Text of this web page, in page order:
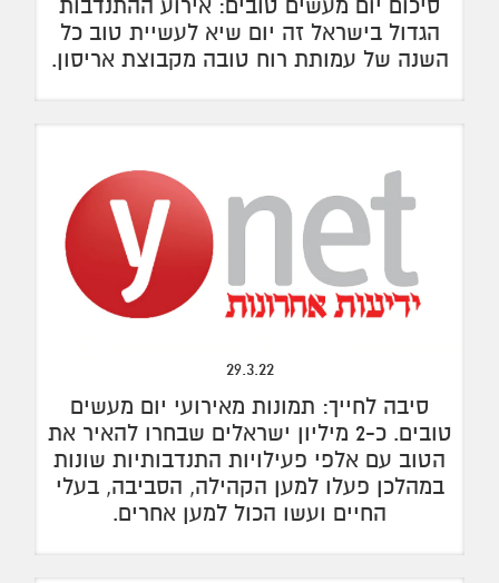
סיכום יום מעשים טובים: אירוע ההתנדבות
הגדול בישראל זה יום שיא לעשיית טוב כל
השנה של עמותת רוח טובה מקבוצת אריסון.
29.3.22
סיבה לחייך: תמונות מאירועי יום מעשים
טובים. כ-2 מיליון ישראלים שבחרו להאיר את
הטוב עם אלפי פעילויות התנדבותיות שונות
במהלכן פעלו למען הקהילה, הסביבה, בעלי
החיים ועשו הכול למען אחרים.